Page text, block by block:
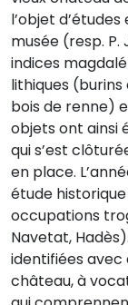
l’objet
musée (resp.
indices
lithiques
bois de renne)
objets ont ainsi
qui s’est
en place.
étude
occupations
Navetat,
identifiées
château, à